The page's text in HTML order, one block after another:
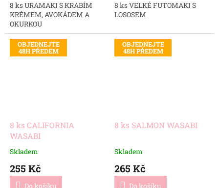
8 ks URAMAKI S KRABÍM
KRÉMEM, AVOKÁDEM A
OKURKOU
8 ks VELKÉ FUTOMAKI S
LOSOSEM
OBJEDNEJTE
48H PŘEDEM
8 ks CALIFORNIA
WASABI
Skladem
255 Kč
Do košíku
OBJEDNEJTE
48H PŘEDEM
8 ks SALMON WASABI
Skladem
265 Kč
Do košíku